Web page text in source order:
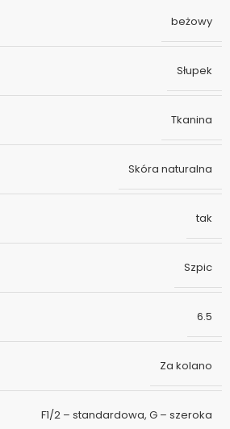
beżowy
Słupek
Tkanina
Skóra naturalna
tak
Szpic
6.5
Za kolano
F1/2 – standardowa, G – szeroka